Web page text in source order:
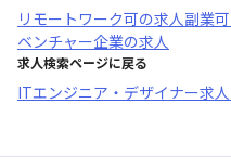
リモートワーク可の求人副業可
ベンチャー企業の求人
求人検索ページに戻る
ITエンジニア・デザイナー求